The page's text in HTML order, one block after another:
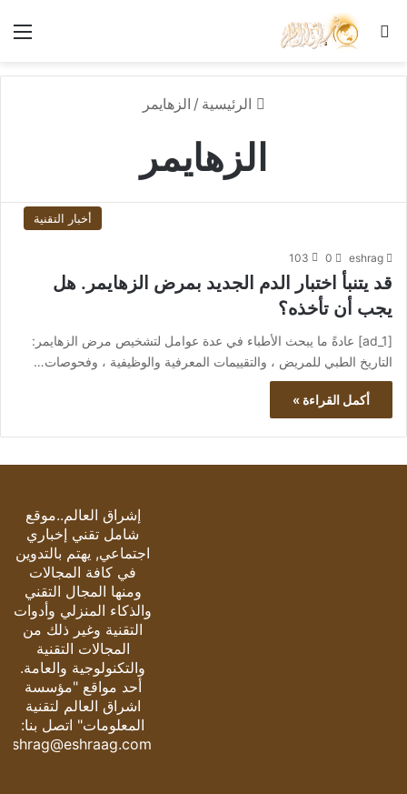
بحث عن
الرئيسية / الزهايمر
الزهايمر
أخبار التقنية
eshrag
0
103
قد يتنبأ اختبار الدم الجديد بمرض الزهايمر. هل
يجب أن تأخذه؟
[ad_1] عادةً ما يبحث الأطباء في عدة عوامل لتشخيص مرض الزهايمر:
التاريخ الطبي للمريض ، والتقييمات المعرفية والوظيفية ، وفحوصات…
أكمل القراءة »
إشراق العالم..موقع
شامل تقني إخباري
اجتماعي, يهتم بالتدوين
في كافة المجالات
ومنها المجال التقني
والذكاء المنزلي وأدوات
التقنية وغير ذلك من
المجالات التقنية
والتكنولوجية والعامة.
أحد مواقع "مؤسسة
اشراق العالم لتقنية
المعلومات" اتصل بنا:
eshrag@eshraag.com